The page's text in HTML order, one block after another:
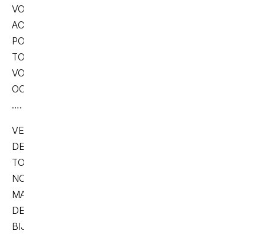
VOUS
ACCEUIL
POUR
TOUTES
VOS
OCCASIONS
….
VENEZ
DECOUVRIER
TOUTES
NOS
MARQUES
DE
BIJOUX